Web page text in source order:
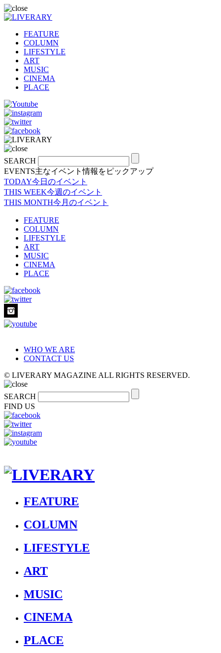
FEATURE
COLUMN
LIFESTYLE
ART
MUSIC
CINEMA
PLACE
SEARCH
EVENTS主なイベント情報をピックアップ
TODAY今日のイベント
THIS WEEK今週のイベント
THIS MONTH今月のイベント
FEATURE
COLUMN
LIFESTYLE
ART
MUSIC
CINEMA
PLACE
WHO WE ARE
CONTACT US
© LIVERARY MAGAZINE ALL RIGHTS RESERVED.
SEARCH
FIND US
FEATURE
COLUMN
LIFESTYLE
ART
MUSIC
CINEMA
PLACE